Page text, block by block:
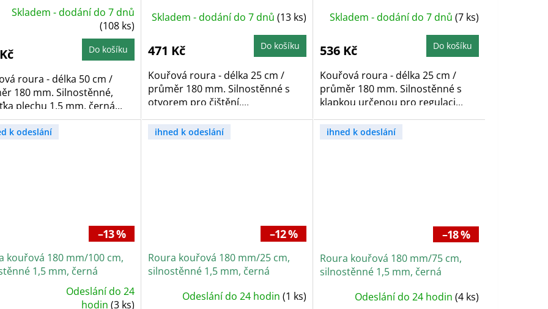
Skladem - dodání do 7 dnů
(108 ks)
Do košíku
roura - délka 50 cm /
180 mm. Silnostěnné,
plechu 1,5 mm, černá...
Skladem - dodání do 7 dnů (13 ks)
471 Kč Do košíku
Kouřová roura - délka 25 cm /
průměr 180 mm. Silnostěnné s
otvorem pro čištění,...
Skladem - dodání do 7 dnů (7 ks)
536 Kč Do košíku
Kouřová roura - délka 25 cm /
průměr 180 mm. Silnostěnné s
klapkou určenou pro regulaci...
k odeslání
–13 %
kouřová 180 mm/100 cm,
1,5 mm, černá
Odeslání do 24
hodin(3 ks)
ihned k odeslání
–12 %
Roura kouřová 180 mm/25 cm,
silnostěnné 1,5 mm, černá
Odeslání do 24 hodin (1 ks)
ihned k odeslání
–18 %
Roura kouřová 180 mm/75 cm,
silnostěnné 1,5 mm, černá
Odeslání do 24 hodin (4 ks)